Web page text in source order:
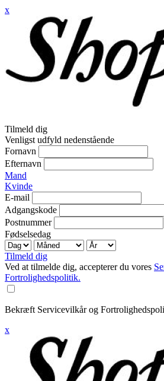
x
Tilmeld dig
Venligst udfyld nedenstående
Fornavn
Efternavn
Mand
Kvinde
E-mail
Adgangskode
Postnummer
Fødselsedag
Tilmeld dig
Ved at tilmelde dig, accepterer du vores
Fortrolighedspolitik.
Bekræft Servicevilkår og
x